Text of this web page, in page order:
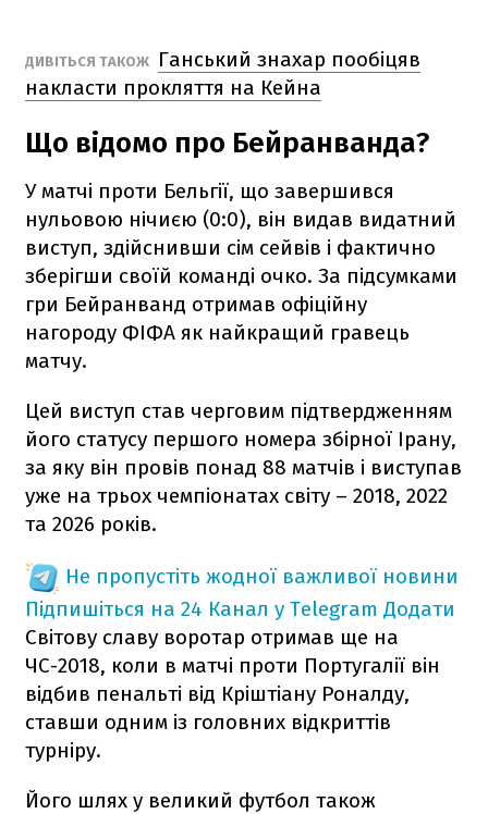
ДИВІТЬСЯ ТАКОЖ
Ганський знахар пообіцяв
накласти прокляття на Кейна
Що відомо про Бейранванда?
У матчі проти Бельгії, що завершився
нульовою нічиєю (0:0), він видав видатний
виступ, здійснивши сім сейвів і фактично
зберігши своїй команді очко. За підсумками
гри Бейранванд отримав офіційну
нагороду ФІФА як найкращий гравець
матчу.
Цей виступ став черговим підтвердженням
його статусу першого номера збірної Ірану,
за яку він провів понад 88 матчів і виступав
уже на трьох чемпіонатах світу – 2018, 2022
та 2026 років.
Не пропустіть жодної важливої новини
Підпишіться на 24 Канал у Telegram Додати
Світову славу воротар отримав ще на
ЧС-2018, коли в матчі проти Португалії він
відбив пенальті від Кріштіану Роналду,
ставши одним із головних відкриттів
турніру.
Його шлях у великий футбол також